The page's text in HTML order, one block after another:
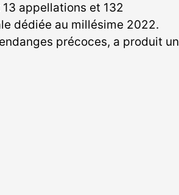
13 appellations et 132
dédiée au millésime 2022.
précoces, a produit un